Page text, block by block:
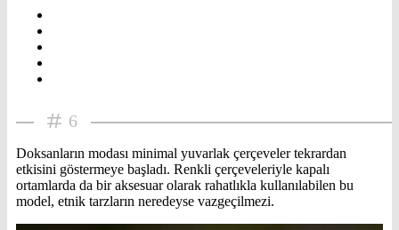
6
Doksanların modası minimal yuvarlak çerçeveler tekrardan
etkisini göstermeye başladı. Renkli çerçeveleriyle kapalı
ortamlarda da bir aksesuar olarak rahatlıkla kullanılabilen bu
model, etnik tarzların neredeyse vazgeçilmezi.